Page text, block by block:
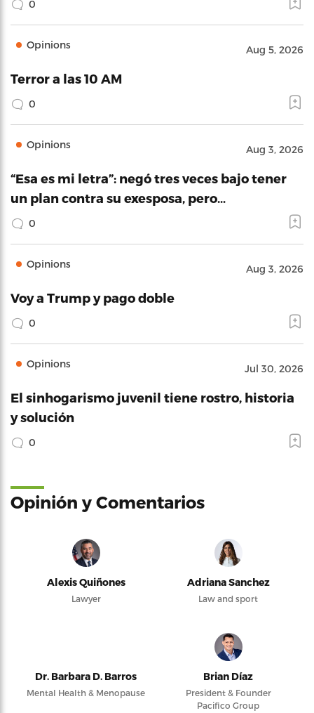
0
Opinions Aug 5, 2026
Terror a las 10 AM
0
Opinions Aug 3, 2026
“Esa es mi letra”: negó tres veces bajo tener
un plan contra su exesposa, pero…
0
Opinions Aug 3, 2026
Voy a Trump y pago doble
0
Opinions Jul 30, 2026
El sinhogarismo juvenil tiene rostro, historia
y solución
0
Opinión y Comentarios
Alexis Quiñones
Lawyer
Adriana Sanchez
Law and sport
Dr. Barbara D. Barros
Mental Health & Menopause
Brian Díaz
President & Founder
Pacifico Group